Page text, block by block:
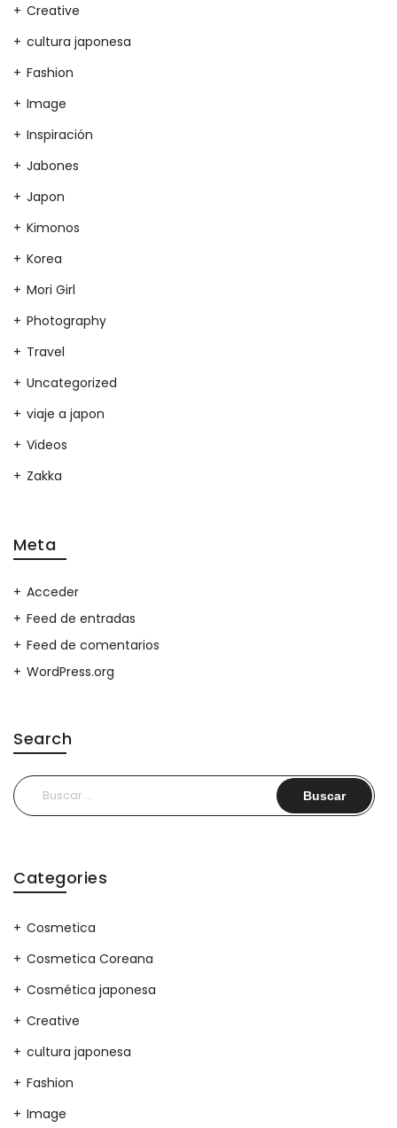
Creative
cultura japonesa
Fashion
Image
Inspiración
Jabones
Japon
Kimonos
Korea
Mori Girl
Photography
Travel
Uncategorized
viaje a japon
Videos
Zakka
Meta
Acceder
Feed de entradas
Feed de comentarios
WordPress.org
Search
Buscar:
Categories
Cosmetica
Cosmetica Coreana
Cosmética japonesa
Creative
cultura japonesa
Fashion
Image